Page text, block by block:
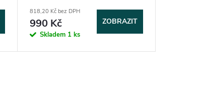
818,20 Kč bez DPH
990 Kč
Skladem 1 ks
ZOBRAZIT